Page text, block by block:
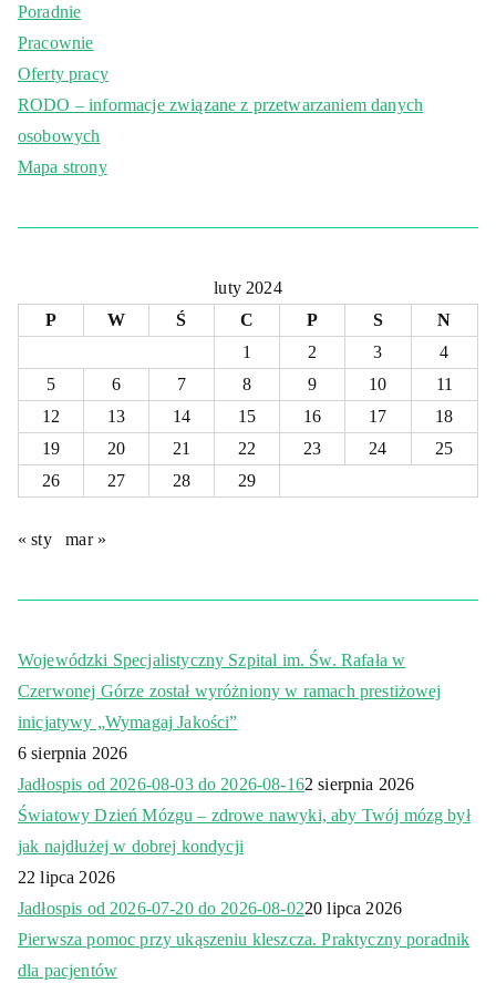
Poradnie
Pracownie
Oferty pracy
RODO – informacje związane z przetwarzaniem danych
osobowych
Mapa strony
luty 2024
P
W Ś C P S
N
1
2 3
4
5
6 7 8 9 10
11
12
13 14 15 16 17
18
19
20 21 22 23 24
25
26
27 28 29
« sty mar »
Wojewódzki Specjalistyczny Szpital im. Św. Rafała w
Czerwonej Górze został wyróżniony w ramach prestiżowej
inicjatywy „Wymagaj Jakości”
6 sierpnia 2026
Jadłospis od 2026-08-03 do 2026-08-162 sierpnia 2026
Światowy Dzień Mózgu – zdrowe nawyki, aby Twój mózg był
jak najdłużej w dobrej kondycji
22 lipca 2026
Jadłospis od 2026-07-20 do 2026-08-0220 lipca 2026
Pierwsza pomoc przy ukąszeniu kleszcza. Praktyczny poradnik
dla pacjentów